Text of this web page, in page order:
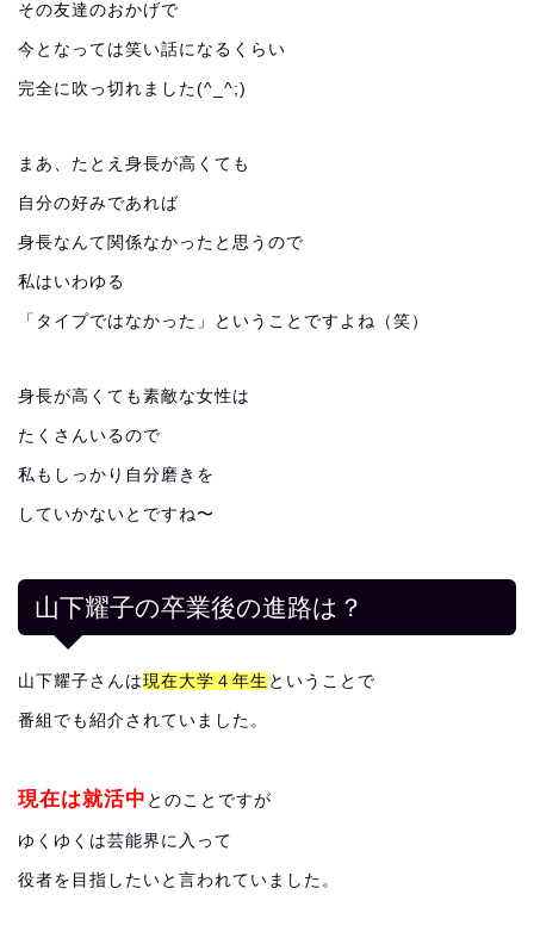
その友達のおかげで
今となっては笑い話になるくらい
完全に吹っ切れました(^_^;)
まあ、たとえ身長が高くても
自分の好みであれば
身長なんて関係なかったと思うので
私はいわゆる
「タイプではなかった」ということですよね（笑）
身長が高くても素敵な女性は
たくさんいるので
私もしっかり自分磨きを
していかないとですね〜
山下耀子の卒業後の進路は？
山下耀子さんは現在大学４年生 ということで
番組でも紹介されていました。
現在は就活中 とのことですが
ゆくゆくは芸能界に入って
役者を目指したいと言われていました。